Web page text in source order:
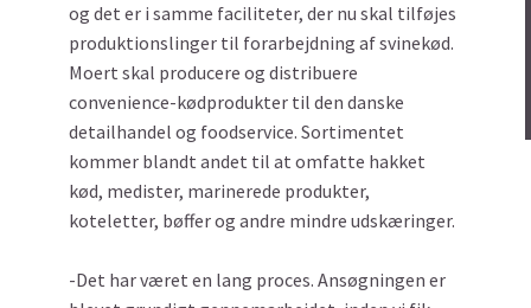
og det er i samme faciliteter, der nu skal tilføjes
produktionslinger til forarbejdning af svinekød.
Moert skal producere og distribuere
convenience-kødprodukter til den danske
detailhandel og foodservice. Sortimentet
kommer blandt andet til at omfatte hakket
kød, medister, marinerede produkter,
koteletter, bøffer og andre mindre udskæringer.
-Det har været en lang proces. Ansøgningen er